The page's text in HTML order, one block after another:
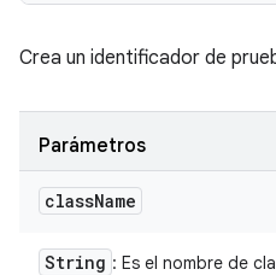
Crea un identificador de
Parámetros
className
String : Es el nombre de